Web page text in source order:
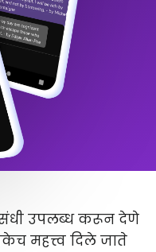
संधी उपलब्ध करून देणे
महत्त्व दिले जाते